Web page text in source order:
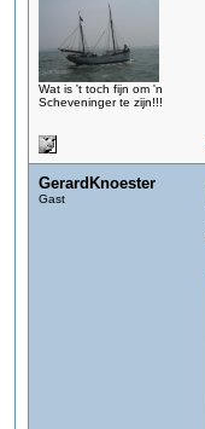
Wat is 't toch fijn om 'n
Scheveninger te zijn!!!
GerardKnoester
Gast